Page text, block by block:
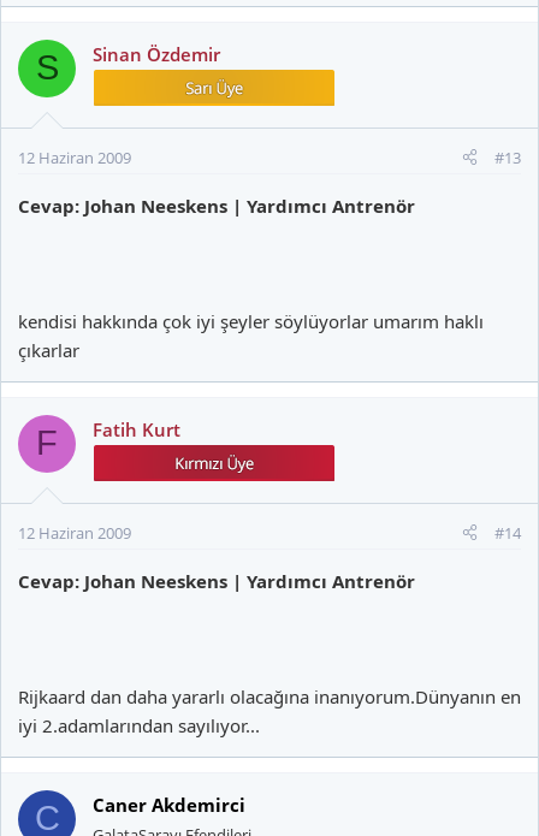
S Sinan Özdemir
12 Haziran 2009 #13
Cevap: Johan Neeskens | Yardımcı Antrenör
kendisi hakkında çok iyi şeyler söylüyorlar umarım haklı
çıkarlar
F Fatih Kurt
12 Haziran 2009 #14
Cevap: Johan Neeskens | Yardımcı Antrenör
Rijkaard dan daha yararlı olacağına inanıyorum.Dünyanın en
iyi 2.adamlarından sayılıyor...
C Caner Akdemirci